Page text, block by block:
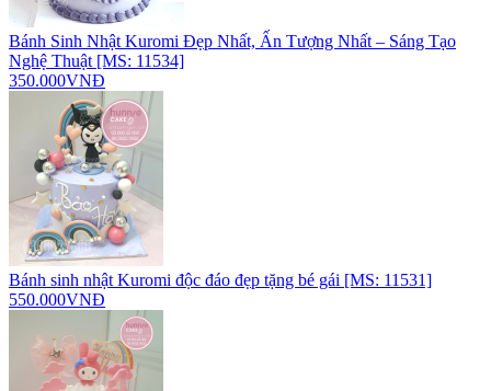
Bánh Sinh Nhật Kuromi Đẹp Nhất, Ấn Tượng Nhất – Sáng Tạo
Nghệ Thuật [MS: 11534]
350.000VNĐ
Bánh sinh nhật Kuromi độc đáo đẹp tặng bé gái [MS: 11531]
550.000VNĐ